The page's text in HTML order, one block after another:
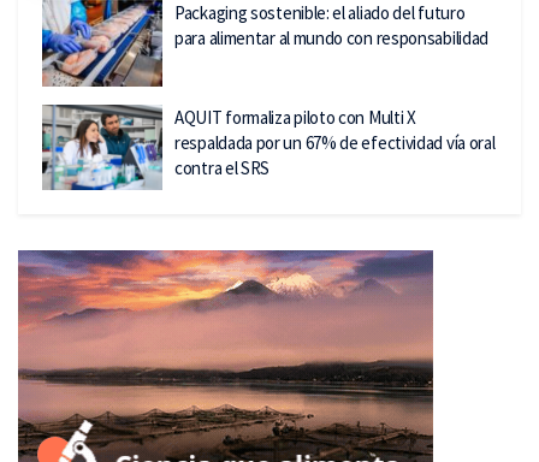
Packaging sostenible: el aliado del futuro
para alimentar al mundo con responsabilidad
AQUIT formaliza piloto con Multi X
respaldada por un 67% de efectividad vía oral
contra el SRS